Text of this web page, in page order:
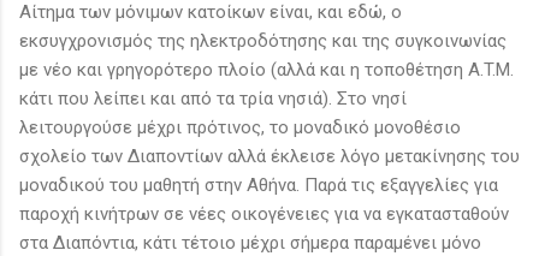
Αίτημα των μόνιμων κατοίκων είναι, και εδώ, ο
εκσυγχρονισμός της ηλεκτροδότησης και της συγκοινωνίας
με νέο και γρηγορότερο πλοίο (αλλά και η τοποθέτηση A.T.M.
κάτι που λείπει και από τα τρία νησιά). Στο νησί
λειτουργούσε μέχρι πρότινος, το μοναδικό μονοθέσιο
σχολείο των Διαποντίων αλλά έκλεισε λόγο μετακίνησης του
μοναδικού του μαθητή στην Αθήνα. Παρά τις εξαγγελίες για
παροχή κινήτρων σε νέες οικογένειες για να εγκατασταθούν
στα Διαπόντια, κάτι τέτοιο μέχρι σήμερα παραμένει μόνο